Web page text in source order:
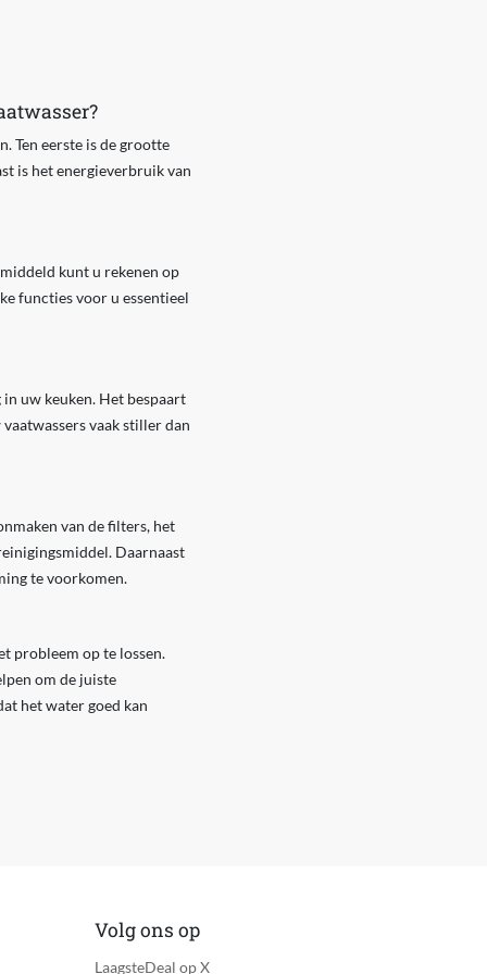
Ten eerste is de grootte
is het energieverbruik van
kunt u rekenen op
functies voor u essentieel
uw keuken. Het bespaart
vaak stiller dan
van de filters, het
Daarnaast
te voorkomen.
probleem op te lossen.
om de juiste
het water goed kan
Volg ons op
LaagsteDeal op X